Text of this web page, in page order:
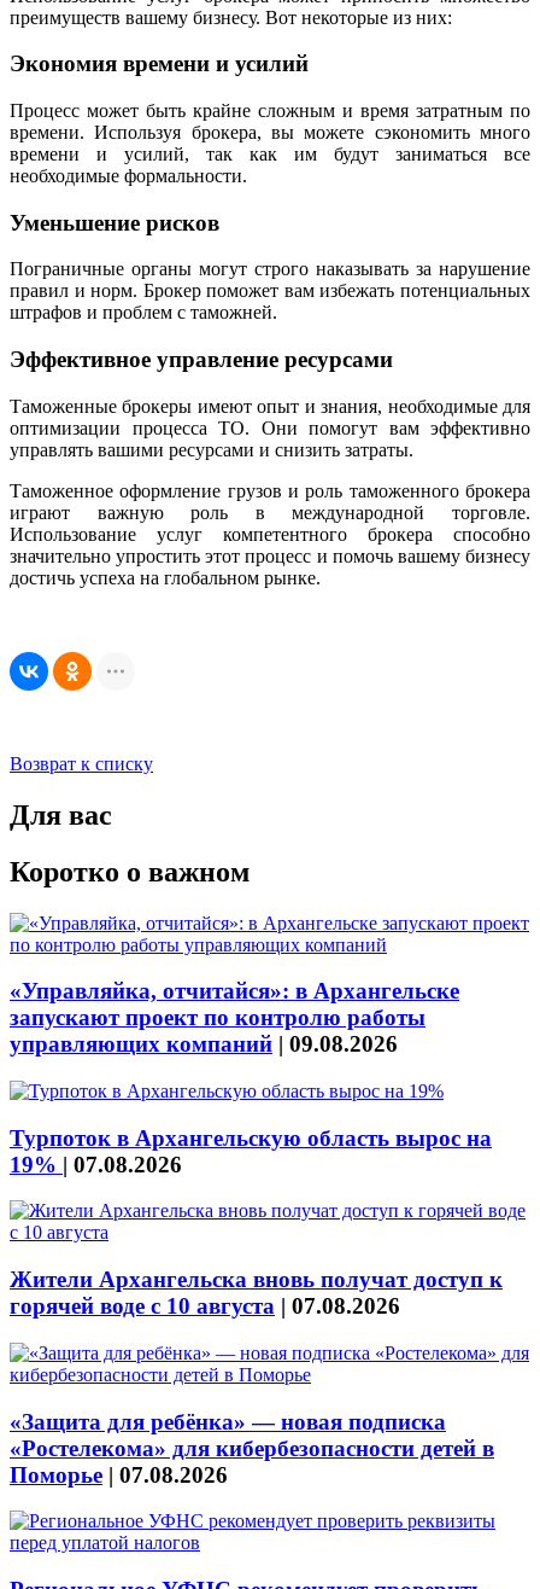
преимуществ вашему бизнесу. Вот некоторые из них:
Экономия времени и усилий
Процесс может быть крайне сложным и время затратным по
времени. Используя брокера, вы можете сэкономить много
времени и усилий, так как им будут заниматься все
необходимые формальности.
Уменьшение рисков
Пограничные органы могут строго наказывать за нарушение
правил и норм. Брокер поможет вам избежать потенциальных
штрафов и проблем с таможней.
Эффективное управление ресурсами
Таможенные брокеры имеют опыт и знания, необходимые для
оптимизации процесса ТО. Они помогут вам эффективно
управлять вашими ресурсами и снизить затраты.
Таможенное оформление грузов и роль таможенного брокера
играют важную роль в международной торговле.
Использование услуг компетентного брокера способно
значительно упростить этот процесс и помочь вашему бизнесу
достичь успеха на глобальном рынке.
Возврат к списку
Для вас
Коротко о важном
«Управляйка, отчитайся»: в Архангельске
запускают проект по контролю работы
управляющих компаний | 09.08.2026
Турпоток в Архангельскую область вырос на
19% | 07.08.2026
Жители Архангельска вновь получат доступ к
горячей воде с 10 августа | 07.08.2026
«Защита для ребёнка» — новая подписка
«Ростелекома» для кибербезопасности детей в
Поморье | 07.08.2026